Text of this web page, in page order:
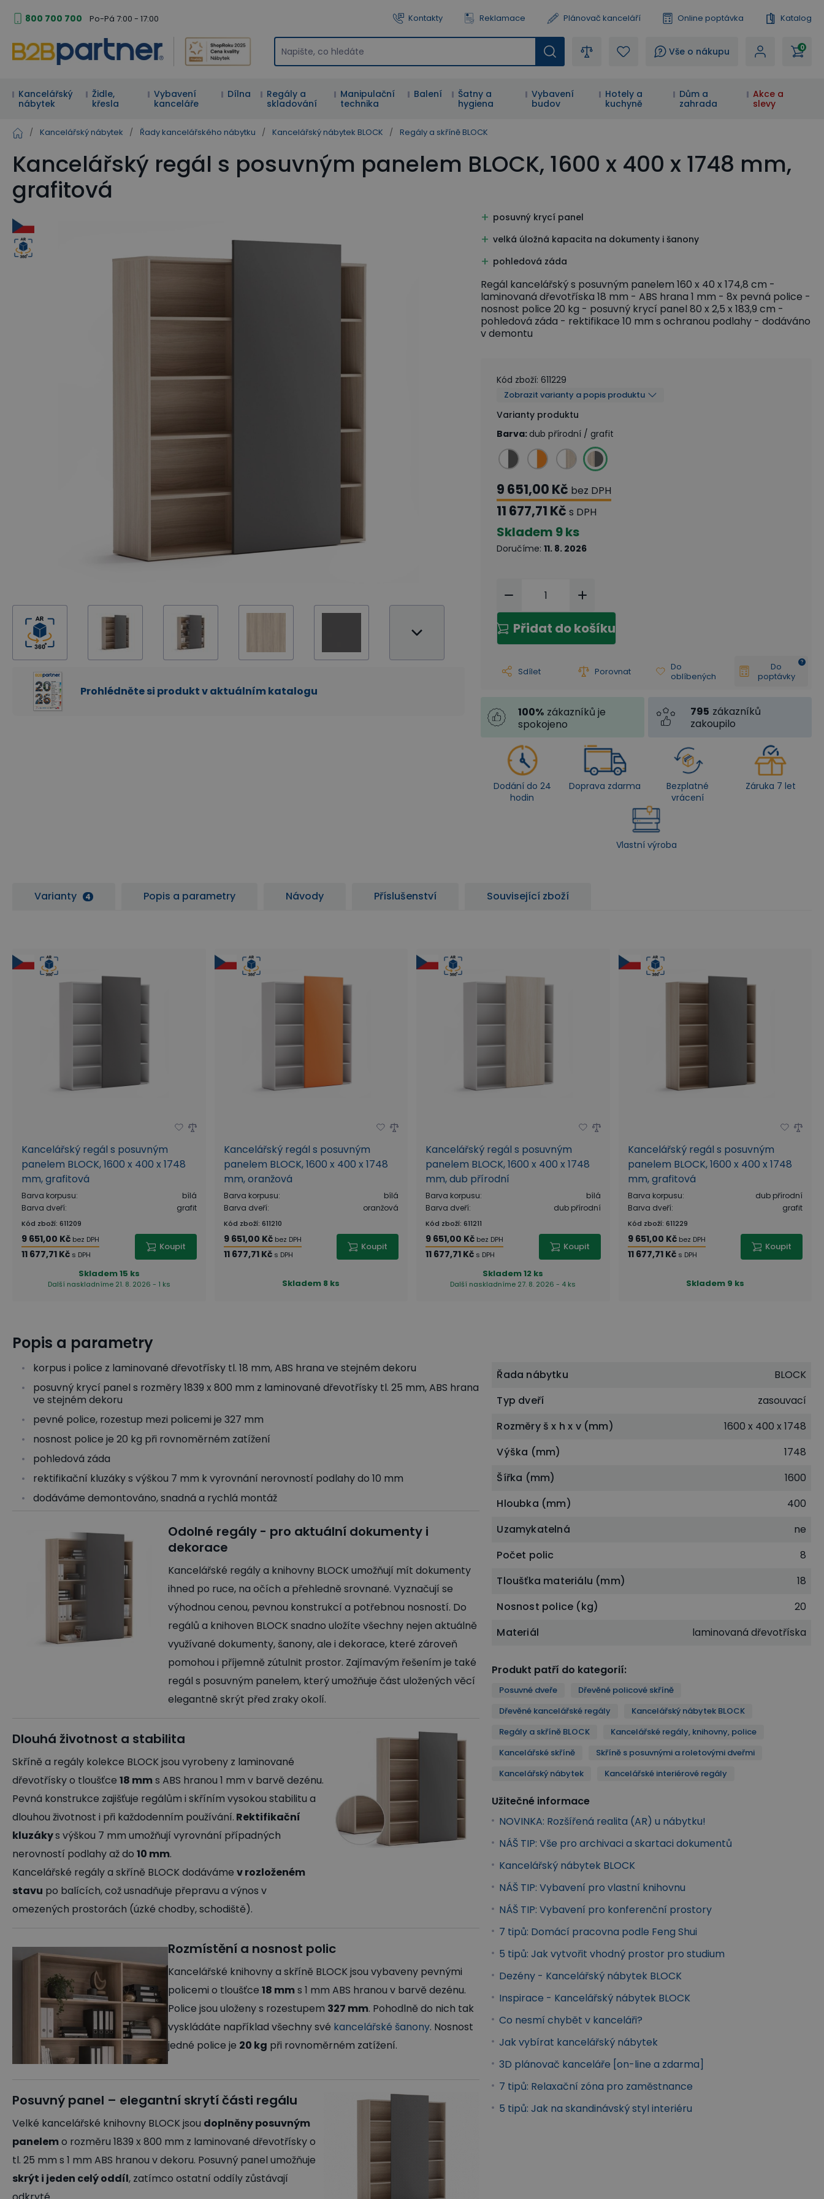
800 700 700 Po-Pá 7:00 - 17:00 Kontakty Reklamace Plánovač kanceláří Online poptávka Katalog
? Vše o nákupu 0
Kancelářský
nábytek
Židle,
křesla
Vybavení
kanceláře
Dílna
Regály a
skladování
Manipulační
technika
Balení
Šatny a
hygiena
Vybavení
budov
Hotely a
kuchyně
Dům a
zahrada
Akce a
slevy
/ Kancelářský nábytek / Řady kancelářského nábytku / Kancelářský nábytek BLOCK / Regály a skříně BLOCK
Kancelářský regál s posuvným panelem BLOCK, 1600 x 400 x 1748 mm,
grafitová
Prohlédněte si produkt v aktuálním katalogu
posuvný krycí panel
velká úložná kapacita na dokumenty i šanony
pohledová záda
Regál kancelářský s posuvným panelem 160 x 40 x 174,8 cm -
laminovaná dřevotříska 18 mm - ABS hrana 1 mm - 8x pevná police -
nosnost police 20 kg - posuvný krycí panel 80 x 2,5 x 183,9 cm -
pohledová záda - rektifikace 10 mm s ochranou podlahy - dodáváno
v demontu
Kód zboží: 611229
Zobrazit varianty a popis produktu
Varianty produktu
Barva: dub přírodní / grafit
9 651,00 Kč bez DPH
11 677,71 Kč s DPH
Skladem 9 ks
Doručíme: 11. 8. 2026
Přidat do košíku
Sdílet Porovnat
Do
oblíbených
Do
poptávky
100% zákazníků je
spokojeno
795 zákazníků
zakoupilo
Dodání do 24
hodin
Doprava zdarma
Bezplatné
vrácení
Záruka 7 let
Vlastní výroba
Varianty 4 Popis a parametry Návody Příslušenství Související zboží
Kancelářský regál s posuvným
panelem BLOCK, 1600 x 400 x 1748
mm, grafitová
Barva korpusu:
bílá
Barva dveří: grafit
Kód zboží: 611209
9 651,00 Kč bez DPH
11 677,71 Kč s DPH
Koupit
Skladem15 ks
Další naskladníme 21. 8. 2026 - 1 ks
Kancelářský regál s posuvným
panelem BLOCK, 1600 x 400 x 1748
mm, oranžová
Barva korpusu:
bílá
Barva dveří: oranžová
Kód zboží: 611210
9 651,00 Kč bez DPH
11 677,71 Kč s DPH
Koupit
Skladem 8 ks
Kancelářský regál s posuvným
panelem BLOCK, 1600 x 400 x 1748
mm, dub přírodní
Barva korpusu:
bílá
Barva dveří: dub přírodní
Kód zboží: 611211
9 651,00 Kč bez DPH
11 677,71 Kč s DPH
Koupit
Skladem12 ks
Další naskladníme 27. 8. 2026 - 4 ks
Kancelářský regál s posuvným
panelem BLOCK, 1600 x 400 x 1748
mm, grafitová
Barva korpusu:
dub přírodní
Barva dveří: grafit
Kód zboží: 611229
9 651,00 Kč bez DPH
11 677,71 Kč s DPH
Koupit
Skladem 9 ks
Popis a parametry
korpus i police z laminované dřevotřísky tl. 18 mm, ABS hrana ve stejném dekoru
posuvný krycí panel s rozměry 1839 x 800 mm z laminované dřevotřísky tl. 25 mm, ABS hrana
ve stejném dekoru
pevné police, rozestup mezi policemi je 327 mm
nosnost police je 20 kg při rovnoměrném zatížení
pohledová záda
rektifikační kluzáky s výškou 7 mm k vyrovnání nerovností podlahy do 10 mm
dodáváme demontováno, snadná a rychlá montáž
Odolné regály - pro aktuální dokumenty i
dekorace
Kancelářské regály a knihovny BLOCK umožňují mít dokumenty
ihned po ruce, na očích a přehledně srovnané. Vyznačují se
výhodnou cenou, pevnou konstrukcí a potřebnou nosností. Do
regálů a knihoven BLOCK snadno uložíte všechny nejen aktuálně
využívané dokumenty, šanony, ale i dekorace, které zároveň
pomohou i příjemně zútulnit prostor. Zajímavým řešením je také
regál s posuvným panelem, který umožňuje část uložených věcí
elegantně skrýt před zraky okolí.
Dlouhá životnost a stabilita
Skříně a regály kolekce BLOCK jsou vyrobeny z laminované
dřevotřísky o tloušťce 18 mms ABS hranou 1 mm v barvě dezénu.
Pevná konstrukce zajišťuje regálům i skříním vysokou stabilitu a
dlouhou životnost i při každodenním používání. Rektifikační
kluzákys výškou 7 mm umožňují vyrovnání případných
nerovností podlahy až do 10 mm.
Kancelářské regály a skříně BLOCK dodáváme v rozloženém
stavu po balících, což usnadňuje přepravu a výnos v
omezených prostorách (úzké chodby, schodiště).
Rozmístění a nosnost polic
Kancelářské knihovny a skříně BLOCK jsou vybaveny pevnými
policemi o tloušťce18 mms 1 mm ABS hranou v barvě dezénu.
Police jsou uloženy s rozestupem 327 mm. Pohodlně do nich tak
vyskládáte například všechny své kancelářské šanony. Nosnost
jedné police je 20 kg při rovnoměrném zatížení.
Posuvný panel – elegantní skrytí části regálu
Velké kancelářské knihovny BLOCK jsou doplněny posuvným
panelemo rozměru 1839 x 800 mm z laminované dřevotřísky o
tl. 25 mm s 1 mm ABS hranou v dekoru. Posuvný panel umožňuje
skrýt i jeden celý oddíl, zatímco ostatní oddíly zůstávají
Řada nábytku
BLOCK
Typ dveří
zasouvací
Rozměry š x h x v (mm)
1600 x 400 x 1748
Výška (mm)
1748
Šířka (mm)
1600
Hloubka (mm)
400
Uzamykatelná
ne
Počet polic
8
Tloušťka materiálu (mm)
18
Nosnost police (kg)
20
Materiál
laminovaná dřevotříska
Produkt patří do kategorií:
Posuvné dveře
Dřevěné policové skříně
Dřevěné kancelářské regály
Kancelářský nábytek BLOCK
Regály a skříně BLOCK
Kancelářské regály, knihovny, police
Kancelářské skříně
Skříně s posuvnými a roletovými dveřmi
Kancelářský nábytek
Kancelářské interiérové regály
Užitečné informace
NOVINKA: Rozšířená realita (AR) u nábytku!
NÁŠ TIP: Vše pro archivaci a skartaci dokumentů
Kancelářský nábytek BLOCK
NÁŠ TIP: Vybavení pro vlastní knihovnu
NÁŠ TIP: Vybavení pro konferenční prostory
7 tipů: Domácí pracovna podle Feng Shui
5 tipů: Jak vytvořit vhodný prostor pro studium
Dezény - Kancelářský nábytek BLOCK
Inspirace - Kancelářský nábytek BLOCK
Co nesmí chybět v kanceláři?
Jak vybírat kancelářský nábytek
3D plánovač kanceláře [on-line a zdarma]
7 tipů: Relaxační zóna pro zaměstnance
5 tipů: Jak na skandinávský styl interiéru